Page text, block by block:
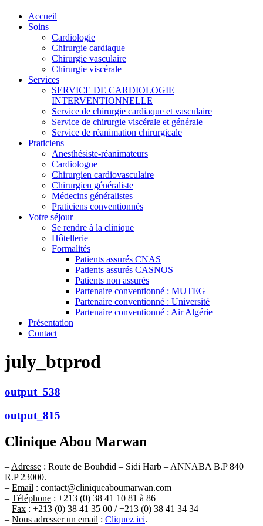
Accueil
Soins
Cardiologie
Chirurgie cardiaque
Chirurgie vasculaire
Chirurgie viscérale
Services
SERVICE DE CARDIOLOGIE
INTERVENTIONNELLE
Service de chirurgie cardiaque et vasculaire
Service de chirurgie viscérale et générale
Service de réanimation chirurgicale
Praticiens
Anesthésiste-réanimateurs
Cardiologue
Chirurgien cardiovasculaire
Chirurgien généraliste
Médecins généralistes
Praticiens conventionnés
Votre séjour
Se rendre à la clinique
Hôtellerie
Formalités
Patients assurés CNAS
Patients assurés CASNOS
Patients non assurés
Partenaire conventionné : MUTEG
Partenaire conventionné : Université
Partenaire conventionné : Air Algérie
Présentation
Contact
july_btprod
output_538
output_815
Clinique Abou Marwan
– Adresse : Route de Bouhdid – Sidi Harb – ANNABA B.P 840
R.P 23000.
– Email : contact@cliniqueaboumarwan.com
– Téléphone : +213 (0) 38 41 10 81 à 86
– Fax : +213 (0) 38 41 35 00 / +213 (0) 38 41 34 34
– Nous adresser un email : Cliquez ici.